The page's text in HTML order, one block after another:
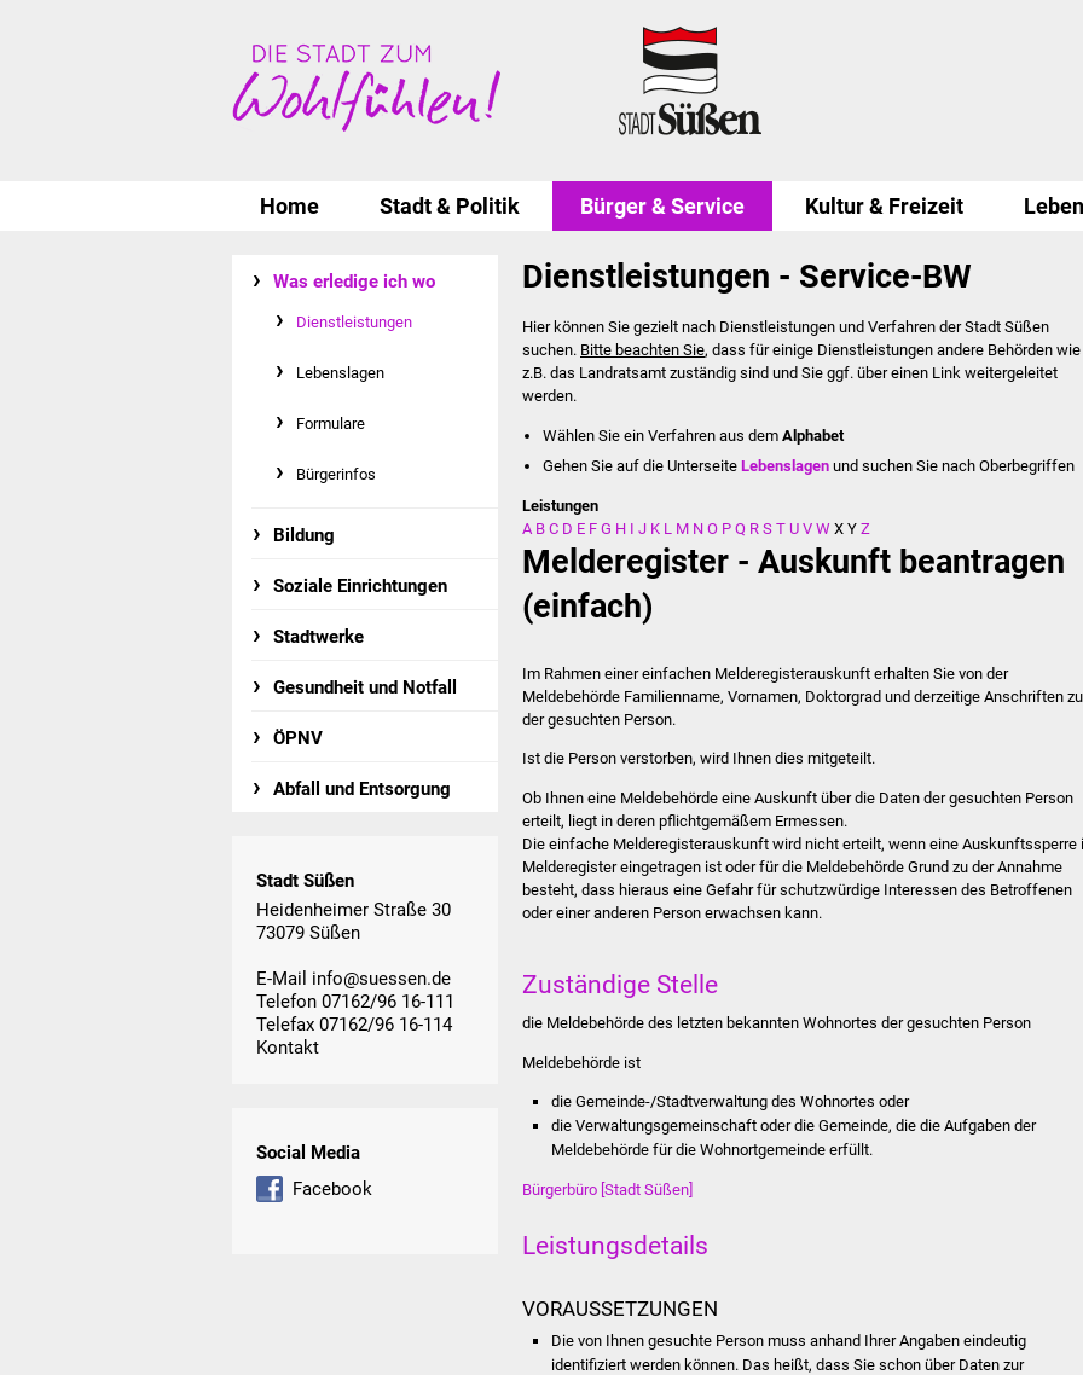
Home Stadt & Politik Bürger & Service Kultur & Freizeit
Was erledige ich wo
Dienstleistungen
Lebenslagen
Formulare
Bürgerinfos
Bildung
Soziale Einrichtungen
Stadtwerke
Gesundheit und Notfall
ÖPNV
Abfall und Entsorgung
Stadt Süßen
Heidenheimer Straße 30
73079 Süßen
E-Mail info@suessen.de
Telefon 07162/96 16-111
Telefax 07162/96 16-114
Kontakt
Social Media
Facebook
Dienstleistungen - Service-BW
Hier können Sie gezielt nach Dienstleistungen und Verfahren der Stadt Süßen
suchen. Bitte beachten Sie, dass für einige Dienstleistungen andere Behörden wie
z.B. das Landratsamt zuständig sind und Sie ggf. über einen Link weitergeleitet
werden.
Wählen Sie ein Verfahren aus dem Alphabet
Gehen Sie auf die UnterseiteLebenslagen und suchen Sie nach Oberbegriffen
Leistungen
A B C D E F G H I J K L M N O P Q R S T U V W X Y Z
Melderegister - Auskunft beantragen
(einfach)
Im Rahmen einer einfachen Melderegisterauskunft erhalten Sie von der
Meldebehörde Familienname, Vornamen, Doktorgrad und derzeitige Anschriften zu
der gesuchten Person.
Ist die Person verstorben, wird Ihnen dies mitgeteilt.
Ob Ihnen eine Meldebehörde eine Auskunft über die Daten der gesuchten Person
erteilt, liegt in deren pflichtgemäßem Ermessen.
Die einfache Melderegisterauskunft wird nicht erteilt, wenn eine Auskunftssperre
Melderegister eingetragen ist oder für die Meldebehörde Grund zu der Annahme
besteht, dass hieraus eine Gefahr für schutzwürdige Interessen des Betroffenen
oder einer anderen Person erwachsen kann.
Zuständige Stelle
die Meldebehörde des letzten bekannten Wohnortes der gesuchten Person
Meldebehörde ist
die Gemeinde-/Stadtverwaltung des Wohnortes oder
die Verwaltungsgemeinschaft oder die Gemeinde, die die Aufgaben der
Meldebehörde für die Wohnortgemeinde erfüllt.
Bürgerbüro [Stadt Süßen]
Leistungsdetails
VORAUSSETZUNGEN
Die von Ihnen gesuchte Person muss anhand Ihrer Angaben eindeutig
identifiziert werden können. Das heißt, dass Sie schon über Daten zur